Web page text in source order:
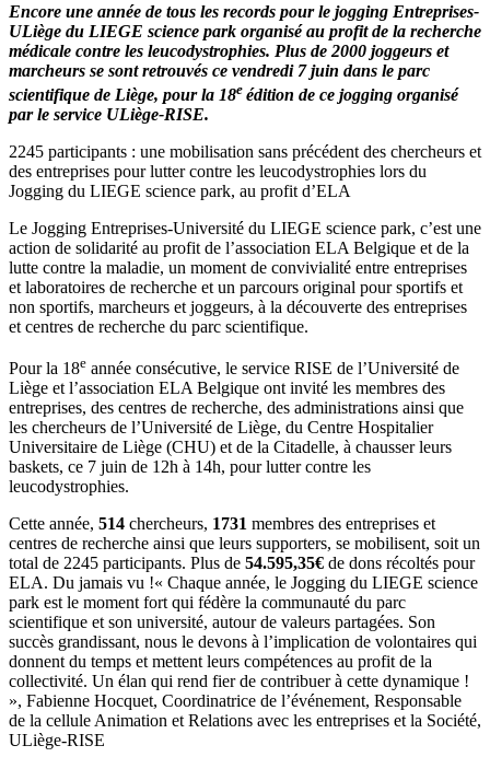
Encore une année de tous les records pour le jogging Entreprises-
ULiège du LIEGE science park organisé au profit de la recherche
médicale contre les leucodystrophies. Plus de 2000 joggeurs et
marcheurs se sont retrouvés ce vendredi 7 juin dans le parc
scientifique de Liège, pour la 18e édition de ce jogging organisé
par le service ULiège-RISE.
2245 participants : une mobilisation sans précédent des chercheurs et
des entreprises pour lutter contre les leucodystrophies lors du
Jogging du LIEGE science park, au profit d’ELA
Le Jogging Entreprises-Université du LIEGE science park, c’est une
action de solidarité au profit de l’association ELA Belgique et de la
lutte contre la maladie, un moment de convivialité entre entreprises
et laboratoires de recherche et un parcours original pour sportifs et
non sportifs, marcheurs et joggeurs, à la découverte des entreprises
et centres de recherche du parc scientifique.
Pour la 18e année consécutive, le service RISE de l’Université de
Liège et l’association ELA Belgique ont invité les membres des
entreprises, des centres de recherche, des administrations ainsi que
les chercheurs de l’Université de Liège, du Centre Hospitalier
Universitaire de Liège (CHU) et de la Citadelle, à chausser leurs
baskets, ce 7 juin de 12h à 14h, pour lutter contre les
leucodystrophies.
Cette année, 514 chercheurs, 1731 membres des entreprises et
centres de recherche ainsi que leurs supporters, se mobilisent, soit un
total de 2245 participants. Plus de 54.595,35€ de dons récoltés pour
ELA. Du jamais vu !« Chaque année, le Jogging du LIEGE science
park est le moment fort qui fédère la communauté du parc
scientifique et son université, autour de valeurs partagées. Son
succès grandissant, nous le devons à l’implication de volontaires qui
donnent du temps et mettent leurs compétences au profit de la
collectivité. Un élan qui rend fier de contribuer à cette dynamique !
», Fabienne Hocquet, Coordinatrice de l’événement, Responsable
de la cellule Animation et Relations avec les entreprises et la Société,
ULiège-RISE